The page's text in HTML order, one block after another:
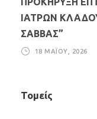
ΙΑΤΡΩΝ
ΣΑΒΒΑΣ”
18 ΜΑΪ́ΟΥ, 2026
Τομείς